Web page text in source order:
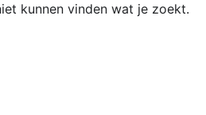
kunnen vinden wat je zoekt.